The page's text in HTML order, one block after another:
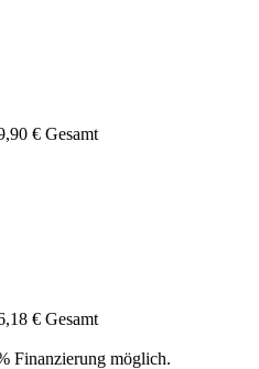
€ Gesamt
€ Gesamt
Finanzierung möglich.